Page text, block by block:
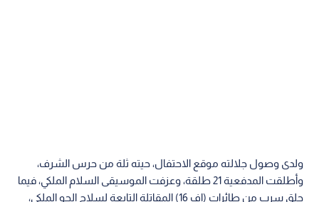
ولدى وصول جلالته موقع الاحتفال، حيته ثلة من حرس الشرف،
وأطلقت المدفعية 21 طلقة، وعزفت الموسيقى السلام الملكي، فيما
حلق سرب من طائرات (اف 16) المقاتلة التابعة لسلاح الجو الملكي،